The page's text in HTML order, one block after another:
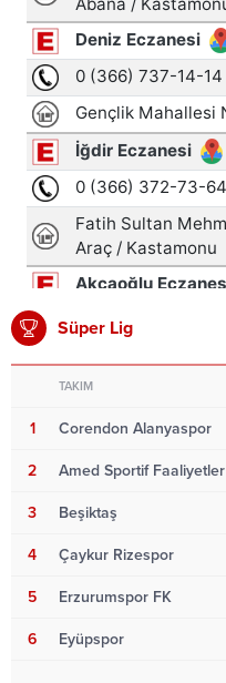
Süper Lig
TAKIM
1 Corendon Alanyaspor
2 Amed Sportif Faaliyetler
3 Beşiktaş
4 Çaykur Rizespor
5 Erzurumspor FK
6 Eyüpspor